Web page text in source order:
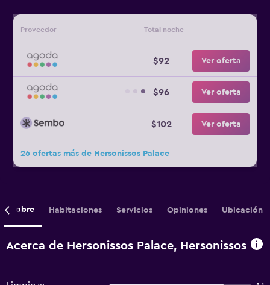
Proveedor Total noche
$92 Ver oferta
$96 Ver oferta
$102 Ver oferta
26 ofertas más de Hersonissos Palace
Sobre Habitaciones Servicios Opiniones Ubicación
Acerca de Hersonissos Palace, Hersonissos